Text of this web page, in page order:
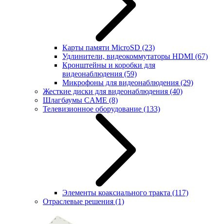
Карты памяти MicroSD (23)
Удлинители, видеокоммутаторы HDMI (67)
Кронштейны и коробки для
видеонаблюдения (59)
Микрофоны для видеонаблюдения (29)
Жесткие диски для видеонаблюдения (40)
Шлагбаумы CAME (8)
Телевизионное оборудование (133)
Элементы коаксиального тракта (117)
Отраслевые решения (1)